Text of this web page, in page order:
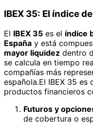
IBEX 35: El índice
El IBEX 35 es el índice
España y está
mayor liquidez dentro
se calcula en tiempo
compañías más
española.El IBEX 35
productos financieros
Futuros y
de cobertura o